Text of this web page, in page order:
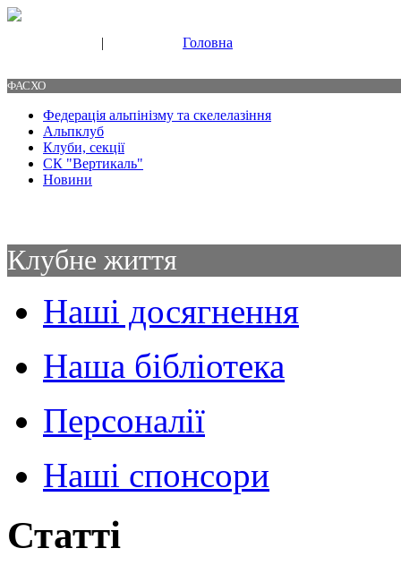
| Головна
ФАСХО
Федерація альпінізму та скелелазіння
Альпклуб
Клуби, секції
СК "Вертикаль"
Новини
Клубне життя
Наші досягнення
Наша бібліотека
Персоналії
Наші спонсори
Статті